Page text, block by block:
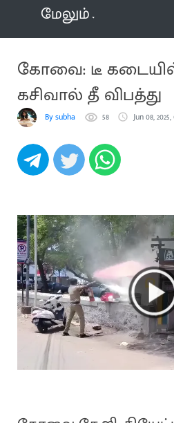
மேலும்
கோவை: டீ
கசிவால் தீ விபத்து
By subha 58 Jun 08,